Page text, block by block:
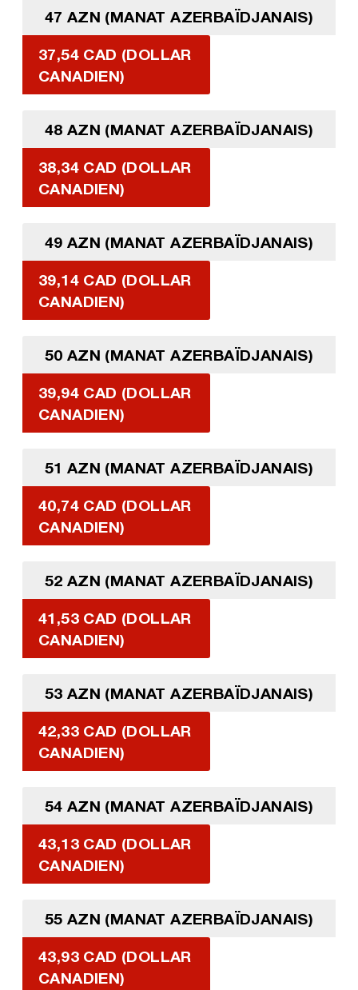
47 AZN (MANAT AZERBAÏDJANAIS)
37,54 CAD (DOLLAR
CANADIEN)
48 AZN (MANAT AZERBAÏDJANAIS)
38,34 CAD (DOLLAR
CANADIEN)
49 AZN (MANAT AZERBAÏDJANAIS)
39,14 CAD (DOLLAR
CANADIEN)
50 AZN (MANAT AZERBAÏDJANAIS)
39,94 CAD (DOLLAR
CANADIEN)
51 AZN (MANAT AZERBAÏDJANAIS)
40,74 CAD (DOLLAR
CANADIEN)
52 AZN (MANAT AZERBAÏDJANAIS)
41,53 CAD (DOLLAR
CANADIEN)
53 AZN (MANAT AZERBAÏDJANAIS)
42,33 CAD (DOLLAR
CANADIEN)
54 AZN (MANAT AZERBAÏDJANAIS)
43,13 CAD (DOLLAR
CANADIEN)
55 AZN (MANAT AZERBAÏDJANAIS)
43,93 CAD (DOLLAR
CANADIEN)